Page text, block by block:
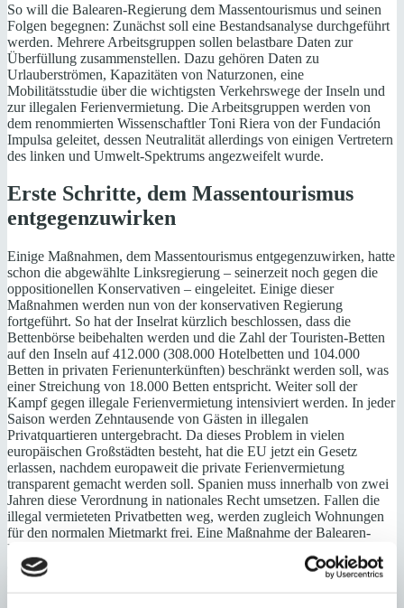
So will die Balearen-Regierung dem Massentourismus und seinen
Folgen begegnen: Zunächst soll eine Bestandsanalyse durchgeführt
werden. Mehrere Arbeitsgruppen sollen belastbare Daten zur
Überfüllung zusammenstellen. Dazu gehören Daten zu
Urlauberströmen, Kapazitäten von Naturzonen, eine
Mobilitätsstudie über die wichtigsten Verkehrswege der Inseln und
zur illegalen Ferienvermietung. Die Arbeitsgruppen werden von
dem renommierten Wissenschaftler Toni Riera von der Fundación
Impulsa geleitet, dessen Neutralität allerdings von einigen Vertretern
des linken und Umwelt-Spektrums angezweifelt wurde.
Erste Schritte, dem Massentourismus
entgegenzuwirken
Einige Maßnahmen, dem Massentourismus entgegenzuwirken, hatte
schon die abgewählte Linksregierung – seinerzeit noch gegen die
oppositionellen Konservativen – eingeleitet. Einige dieser
Maßnahmen werden nun von der konservativen Regierung
fortgeführt. So hat der Inselrat kürzlich beschlossen, dass die
Bettenbörse beibehalten werden und die Zahl der Touristen-Betten
auf den Inseln auf 412.000 (308.000 Hotelbetten und 104.000
Betten in privaten Ferienunterkünften) beschränkt werden soll, was
einer Streichung von 18.000 Betten entspricht. Weiter soll der
Kampf gegen illegale Ferienvermietung intensiviert werden. In jeder
Saison werden Zehntausende von Gästen in illegalen
Privatquartieren untergebracht. Da dieses Problem in vielen
europäischen Großstädten besteht, hat die EU jetzt ein Gesetz
erlassen, nachdem europaweit die private Ferienvermietung
transparent gemacht werden soll. Spanien muss innerhalb von zwei
Jahren diese Verordnung in nationales Recht umsetzen. Fallen die
illegal vermieteten Privatbetten weg, werden zugleich Wohnungen
für den normalen Mietmarkt frei. Eine Maßnahme der Balearen-
Regierung, nämlich die Einführung der Tourismus-Steuer war
allerdings nicht geeignet, den Zustrom von Touristen zu verringern.
Das Gesetz brachte zwar dem Balearen-Diskus im letzten Jahr 132
Millionen Euro ein, aber führte nicht zu weniger Reisenden. Die